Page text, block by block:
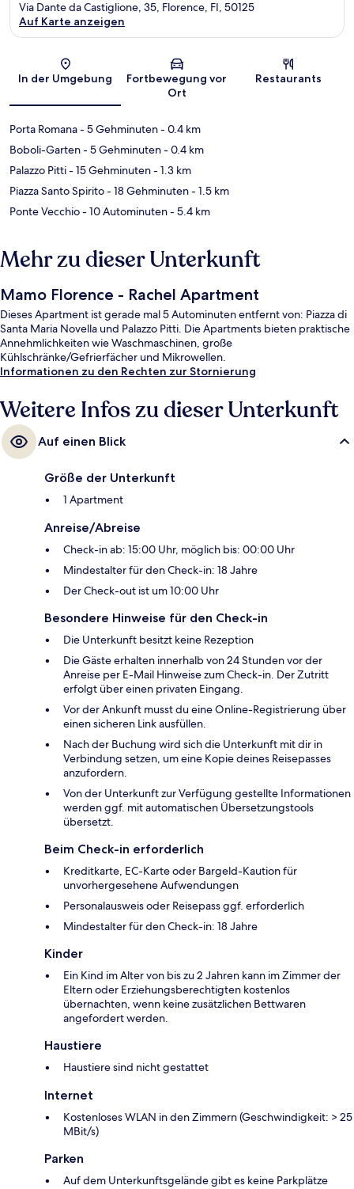
Karte
Via Dante da Castiglione, 35, Florence, FI, 50125
Auf Karte anzeigen
In der Umgebung
Fortbewegung vor
Ort
Restaurants
Porta Romana- 5 Gehminuten- 0.4 km
Boboli-Garten- 5 Gehminuten- 0.4 km
Palazzo Pitti- 15 Gehminuten- 1.3 km
Piazza Santo Spirito- 18 Gehminuten- 1.5 km
Ponte Vecchio- 10 Autominuten- 5.4 km
Mehr zu dieser Unterkunft
Mamo Florence - Rachel Apartment
Dieses Apartment ist gerade mal 5 Autominuten entfernt von: Piazza di
Santa Maria Novella und Palazzo Pitti. Die Apartments bieten praktische
Annehmlichkeiten wie Waschmaschinen, große
Kühlschränke/Gefrierfächer und Mikrowellen.
Informationen zu den Rechten zur Stornierung
Weitere Infos zu dieser Unterkunft
Auf einen Blick
Größe der Unterkunft
1 Apartment
Anreise/Abreise
Check-in ab: 15:00 Uhr, möglich bis: 00:00 Uhr
Mindestalter für den Check-in: 18 Jahre
Der Check-out ist um 10:00 Uhr
Besondere Hinweise für den Check-in
Die Unterkunft besitzt keine Rezeption
Die Gäste erhalten innerhalb von 24 Stunden vor der
Anreise per E-Mail Hinweise zum Check-in. Der Zutritt
erfolgt über einen privaten Eingang.
Vor der Ankunft musst du eine Online-Registrierung über
einen sicheren Link ausfüllen.
Nach der Buchung wird sich die Unterkunft mit dir in
Verbindung setzen, um eine Kopie deines Reisepasses
anzufordern.
Von der Unterkunft zur Verfügung gestellte Informationen
werden ggf. mit automatischen Übersetzungstools
übersetzt.
Beim Check-in erforderlich
Kreditkarte, EC-Karte oder Bargeld-Kaution für
unvorhergesehene Aufwendungen
Personalausweis oder Reisepass ggf. erforderlich
Mindestalter für den Check-in: 18 Jahre
Kinder
Ein Kind im Alter von bis zu 2 Jahren kann im Zimmer der
Eltern oder Erziehungsberechtigten kostenlos
übernachten, wenn keine zusätzlichen Bettwaren
angefordert werden.
Haustiere
Haustiere sind nicht gestattet
Internet
Kostenloses WLAN in den Zimmern (Geschwindigkeit: > 25
MBit/s)
Parken
Auf dem Unterkunftsgelände gibt es keine Parkplätze